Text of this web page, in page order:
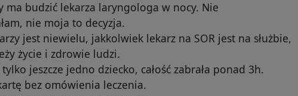
ma budzić lekarza laryngologa w nocy. Nie
nie moja to decyzja.
jest niewielu, jakkolwiek lekarz na SOR jest na służbie,
życie i zdrowie ludzi.
tylko jeszcze jedno dziecko, całość zabrała ponad 3h.
bez omówienia leczenia.